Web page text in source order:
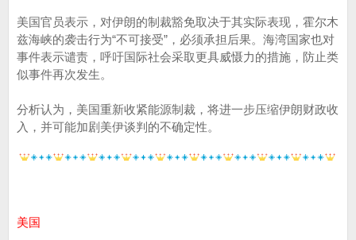
美国官员表示，对伊朗的制裁豁免取决于其实际表现，霍尔木
兹海峡的袭击行为“不可接受”，必须承担后果。海湾国家也对
事件表示谴责，呼吁国际社会采取更具威慑力的措施，防止类
似事件再次发生。
分析认为，美国重新收紧能源制裁，将进一步压缩伊朗财政收
入，并可能加剧美伊谈判的不确定性。
美国